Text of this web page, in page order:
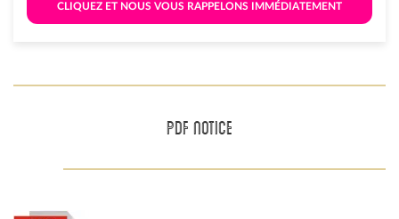
CLIQUEZ ET NOUS VOUS RAPPELONS IMMÉDIATEMENT
PDF NOTICE